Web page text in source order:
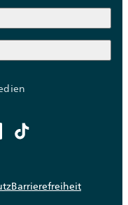
Barrierefreiheit